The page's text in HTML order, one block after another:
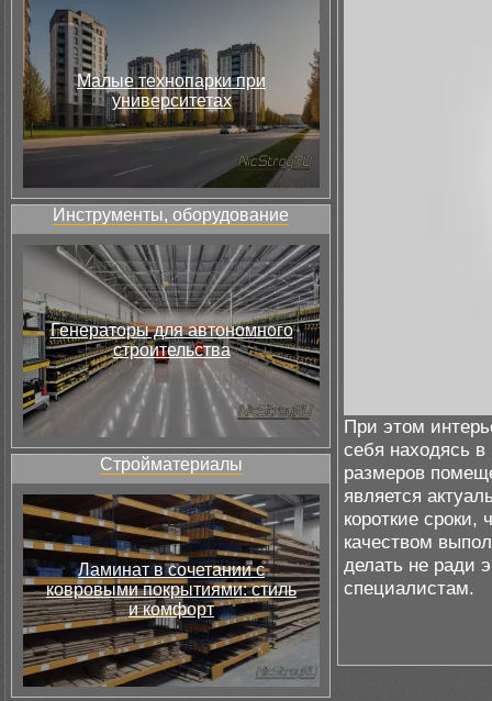
Малые технопарки при
университетах
Инструменты, оборудование
Генераторы для автономного
строительства
Стройматериалы
Ламинат в сочетании с
ковровыми покрытиями: стиль
и комфорт
При этом
себя находясь
размеров
является
короткие сроки,
качеством
делать не ради
специалистам.